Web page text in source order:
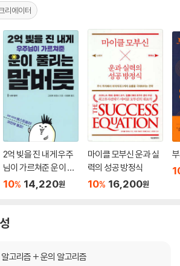
리에이터
2억 빚을 진 내게 우주
님이 가르쳐준 운이 풀
리는 말버릇
10% 14,220원
마이클 모부신 운과 실
력의 성공 방정식
10% 16,200원
고리즘 + 운의 알고리즘